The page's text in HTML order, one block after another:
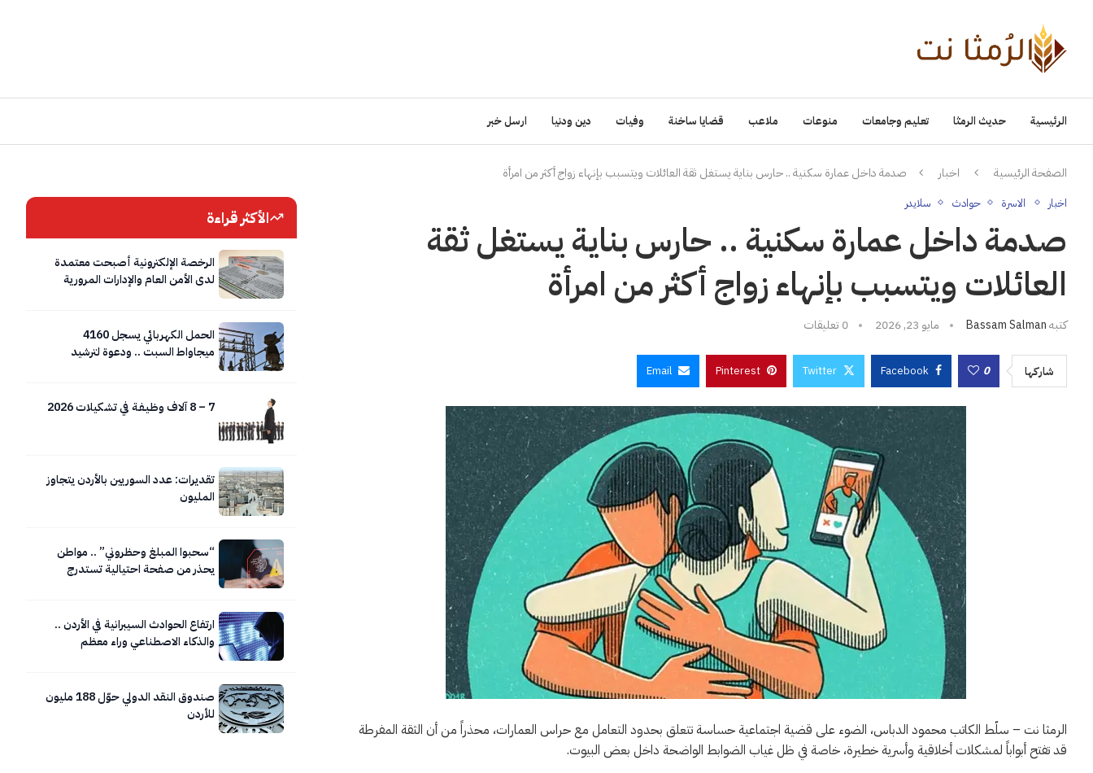
الرئيسية حديث الرمثا تعليم وجامعات منوعات ملاعب قضايا ساخنة وفيات دين ودنيا ارسل خبر
الصفحة الرئيسية اخبار صدمة داخل عمارة سكنية .. حارس بناية يستغل ثقة العائلات ويتسبب بإنهاء زواج أكثر من امرأة
اخبار الاسرة حوادث سلايدر
صدمة داخل عمارة سكنية .. حارس بناية يستغل ثقة
العائلات ويتسبب بإنهاء زواج أكثر من امرأة
كتبهBassam Salman مايو 23, 2026 0 تعليقات
شاركها 0
Facebook
Twitter
Pinterest
Email
الرمثا نت – سلّط الكاتب محمود الدباس، الضوء على قضية اجتماعية حساسة تتعلق بحدود التعامل مع حراس العمارات، محذراً من أن الثقة المفرطة
قد تفتح أبواباً لمشكلات أخلاقية وأسرية خطيرة، خاصة في ظل غياب الضوابط الواضحة داخل بعض البيوت.
الأكثر قراءة
الرخصة الإلكترونية أصبحت معتمدة
لدى الأمن العام والإدارات المرورية
الحمل الكهربائي يسجل 4160
ميجاواط السبت .. ودعوة لترشيد
7 – 8 آلاف وظـيـفـة في تشكيلات 2026
تقديرات: عدد السوريين بالأردن يتجاوز
المليون
“سحبوا المبلغ وحظروني” .. مواطن
يحذر من صفحة احتيالية تستدرج
ارتفاع الحوادث السيبرانية في الأردن ..
والذكاء الاصطناعي وراء معظم
صندوق النقد الدولي حوّل 188 مليون
للأردن